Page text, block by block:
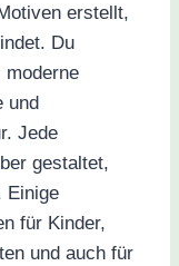
erstellt,
Du
und
Jede
gestaltet,
Einige
für Kinder,
und auch für